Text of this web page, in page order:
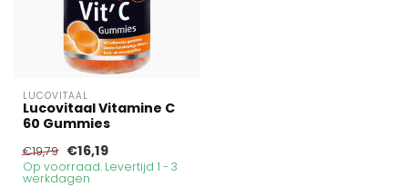
LUCOVITAAL
Lucovitaal Vitamine C
60 Gummies
€19,79 €16,19
Op voorraad. Levertijd 1 - 3
werkdagen